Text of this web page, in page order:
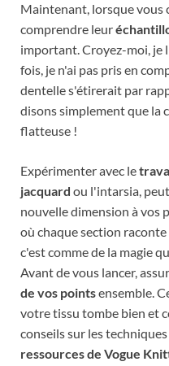
Maintenant, lorsque vous
comprendre leur
important. Croyez-moi, je
fois, je n'ai pas pris en
dentelle s'étirerait par
disons simplement que la
flatteuse !
Expérimenter avec le
jacquard ou l'intarsia,
nouvelle dimension à vos
où chaque section
c'est comme de la magie
Avant de vous lancer,
de vos pointsensemble.
votre tissu tombe bien et
conseils sur les
ressources de Vogue